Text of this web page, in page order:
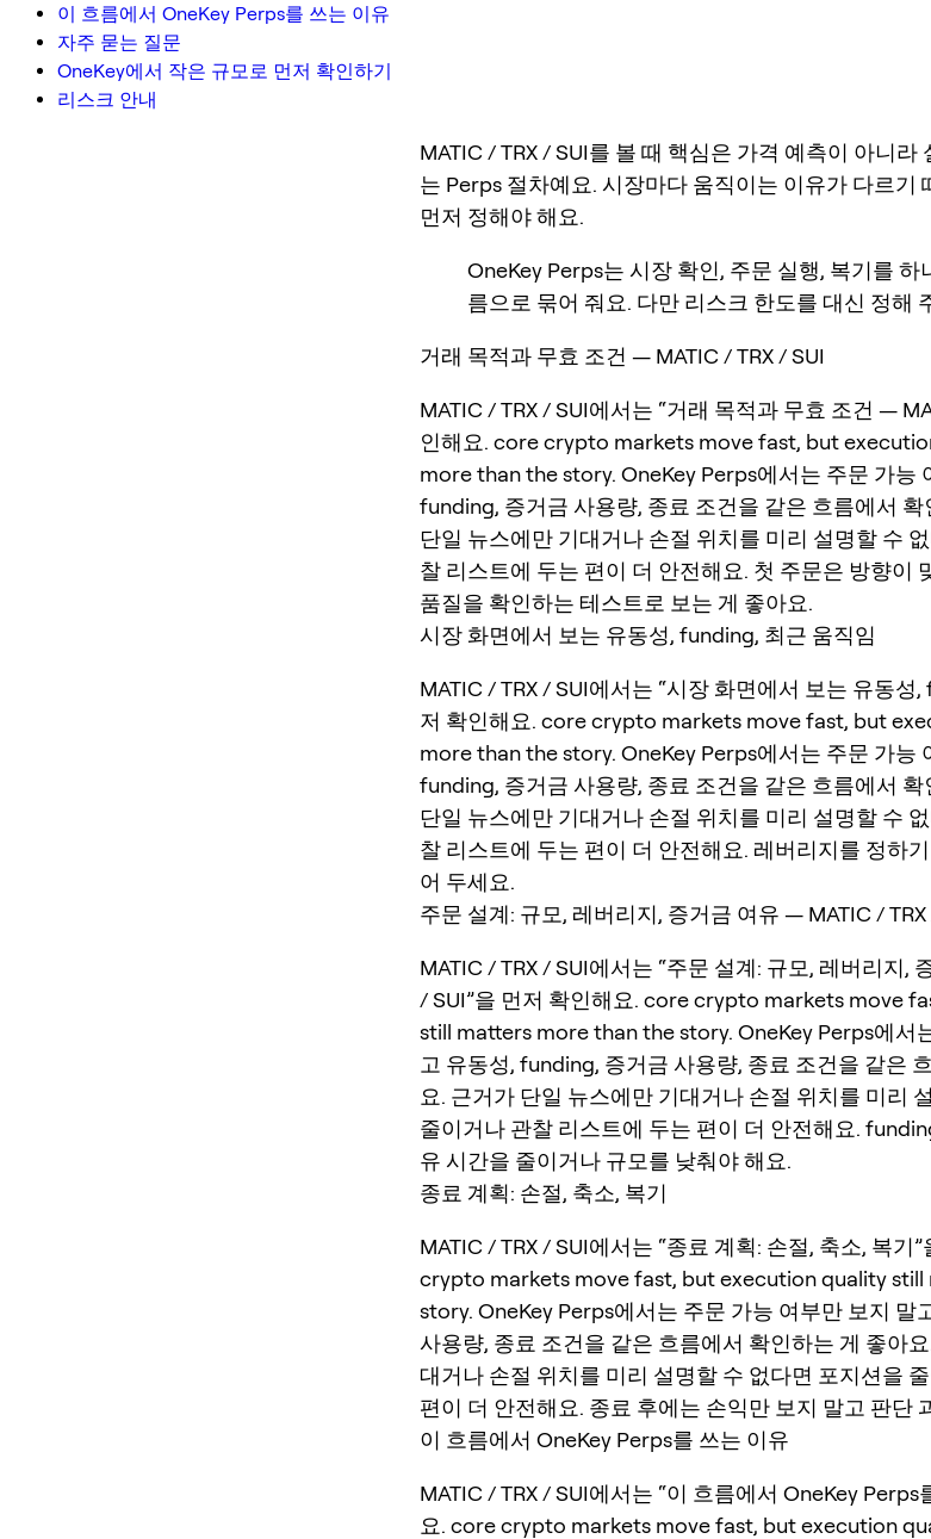
이 흐름에서 OneKey Perps를 쓰는 이유
자주 묻는 질문
OneKey에서 작은 규모로 먼저 확인하기
리스크 안내
MATIC / TRX / SUI를 볼 때 핵심은 가격 예측이 아니라
는 Perps 절차예요. 시장마다 움직이는 이유가 다르기
먼저 정해야 해요.
OneKey Perps는 시장 확인, 주문 실행, 복기를 하
름으로 묶어 줘요. 다만 리스크 한도를 대신 정해
거래 목적과 무효 조건 — MATIC / TRX / SUI
MATIC / TRX / SUI에서는 “거래 목적과 무효 조건 —
인해요. core crypto markets move fast, but
more than the story. OneKey Perps에서는 주문 가능
funding, 증거금 사용량, 종료 조건을 같은 흐름에서
단일 뉴스에만 기대거나 손절 위치를 미리 설명할 수
찰 리스트에 두는 편이 더 안전해요. 첫 주문은 방향이
품질을 확인하는 테스트로 보는 게 좋아요.
시장 화면에서 보는 유동성, funding, 최근 움직임
MATIC / TRX / SUI에서는 “시장 화면에서 보는 유동성
저 확인해요. core crypto markets move fast, but
more than the story. OneKey Perps에서는 주문 가능
funding, 증거금 사용량, 종료 조건을 같은 흐름에서
단일 뉴스에만 기대거나 손절 위치를 미리 설명할 수
찰 리스트에 두는 편이 더 안전해요. 레버리지를 정하
어 두세요.
주문 설계: 규모, 레버리지, 증거금 여유 — MATIC / TRX
MATIC / TRX / SUI에서는 “주문 설계: 규모, 레버리지,
/ SUI”을 먼저 확인해요. core crypto markets move
still matters more than the story. OneKey Perps에서
고 유동성, funding, 증거금 사용량, 종료 조건을 같은
요. 근거가 단일 뉴스에만 기대거나 손절 위치를 미리
줄이거나 관찰 리스트에 두는 편이 더 안전해요.
유 시간을 줄이거나 규모를 낮춰야 해요.
종료 계획: 손절, 축소, 복기
MATIC / TRX / SUI에서는 “종료 계획: 손절, 축소, 복기
crypto markets move fast, but execution quality
story. OneKey Perps에서는 주문 가능 여부만 보지 말
사용량, 종료 조건을 같은 흐름에서 확인하는 게 좋아
대거나 손절 위치를 미리 설명할 수 없다면 포지션을
편이 더 안전해요. 종료 후에는 손익만 보지 말고 판단
이 흐름에서 OneKey Perps를 쓰는 이유
MATIC / TRX / SUI에서는 “이 흐름에서 OneKey Perps
요. core crypto markets move fast, but execution